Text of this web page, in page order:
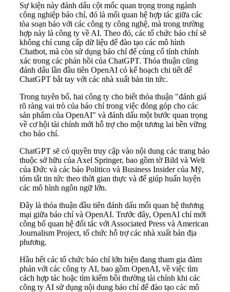
Sự kiện này đánh dấu cột mốc quan trọng trong ngành
công nghiệp báo chí, đó là mối quan hệ hợp tác giữa các
tòa soạn báo với các công ty công nghệ, mà trong trường
hợp này là công ty về AI. Theo đó, các tổ chức báo chí sẽ
không chỉ cung cấp dữ liệu để đào tạo các mô hình
Chatbot, mà còn sử dụng báo chí để củng cố tính chính
xác trong các phản hồi của ChatGPT. Thỏa thuận cũng
đánh dấu lần đầu tiên OpenAI có kế hoạch chi tiết để
ChatGPT bắt tay với các nhà xuất bản tin tức.
Trong tuyên bố, hai công ty cho biết thỏa thuận "đánh giá
rõ ràng vai trò của báo chí trong việc đóng góp cho các
sản phẩm của OpenAI" và đánh dấu một bước quan trọng
về cơ hội tài chính mới hỗ trợ cho một tương lai bền vững
cho báo chí.
ChatGPT sẽ có quyền truy cập vào nội dung các trang báo
thuộc sở hữu của Axel Springer, bao gồm tờ Bild và Welt
của Đức và các báo Politico và Business Insider của Mỹ,
tóm tắt tin tức theo thời gian thực và để giúp huấn luyện
các mô hình ngôn ngữ lớn.
Đây là thỏa thuận đầu tiên đánh dấu mối quan hệ thương
mại giữa báo chí và OpenAI. Trước đây, OpenAI chỉ mới
công bố quan hệ đối tác với Associated Press và American
Journalism Project, tổ chức hỗ trợ các nhà xuất bản địa
phương.
Hầu hết các tổ chức báo chí lớn hiện đang tham gia đàm
phán với các công ty AI, bao gồm OpenAI, về việc tìm
cách hợp tác hoặc tìm kiếm bồi thường tài chính khi các
công ty AI sử dụng nội dung báo chí để đào tạo các mô